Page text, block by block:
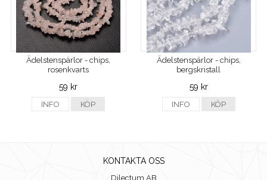
Ädelstenspärlor - chips,
rosenkvarts
59 kr
INFO KÖP
Ädelstenspärlor - chips,
bergskristall
59 kr
INFO KÖP
KONTAKTA OSS
Dilectum AB